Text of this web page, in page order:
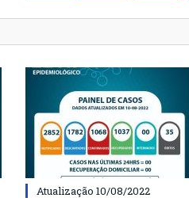
Atualização 10/08/2022